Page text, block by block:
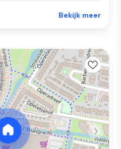
Bekijk meer